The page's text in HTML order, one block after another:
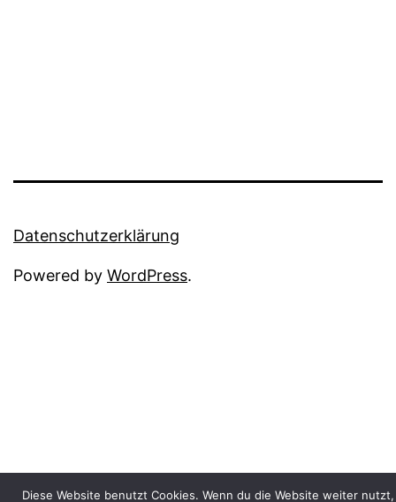
Datenschutzerklärung
Powered by WordPress.
Diese Website benutzt Cookies. Wenn du die Website weiter